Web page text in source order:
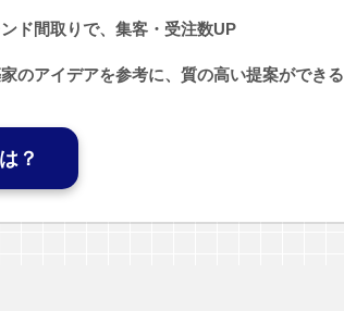
ンド間取りで、集客・受注数UP
のアイデアを参考に、質の高い提案ができる
？